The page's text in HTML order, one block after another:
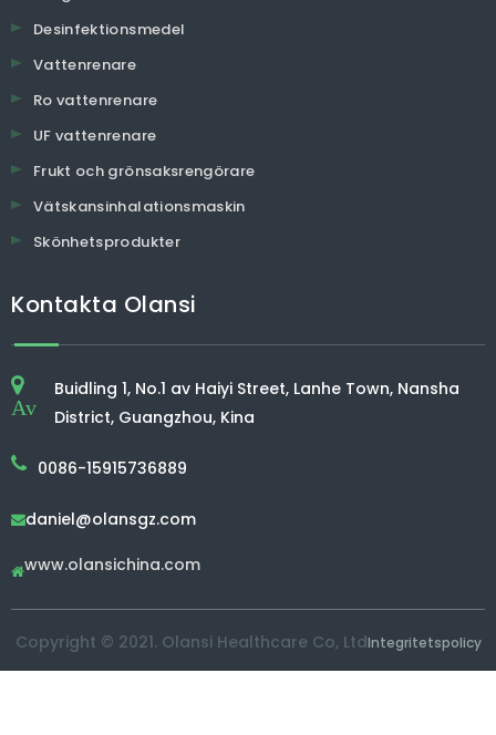
Desinfektionsmedel
Vattenrenare
Ro vattenrenare
UF vattenrenare
Frukt och grönsaksrengörare
Vätskansinhalationsmaskin
Skönhetsprodukter
Kontakta Olansi
Av
Buidling 1, No.1 av Haiyi Street, Lanhe Town, Nansha
District, Guangzhou, Kina
0086-15915736889
daniel@olansgz.com
www.olansichina.com
Copyright © 2021. Olansi Healthcare Co, LtdIntegritetspolicy